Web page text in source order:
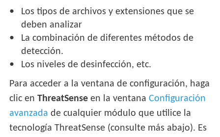
Los tipos de archivos y extensiones que se
deben analizar
La combinación de diferentes métodos de
detección.
Los niveles de desinfección, etc.
Para acceder a la ventana de configuración, haga
clic enThreatSense en la ventanaConfiguración
avanzada de cualquier módulo que utilice la
tecnología ThreatSense (consulte más abajo). Es